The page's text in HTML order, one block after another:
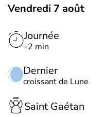
Vendredi 7 août
Journée
-2 min
Dernier
croissant de Lune
Saint Gaétan